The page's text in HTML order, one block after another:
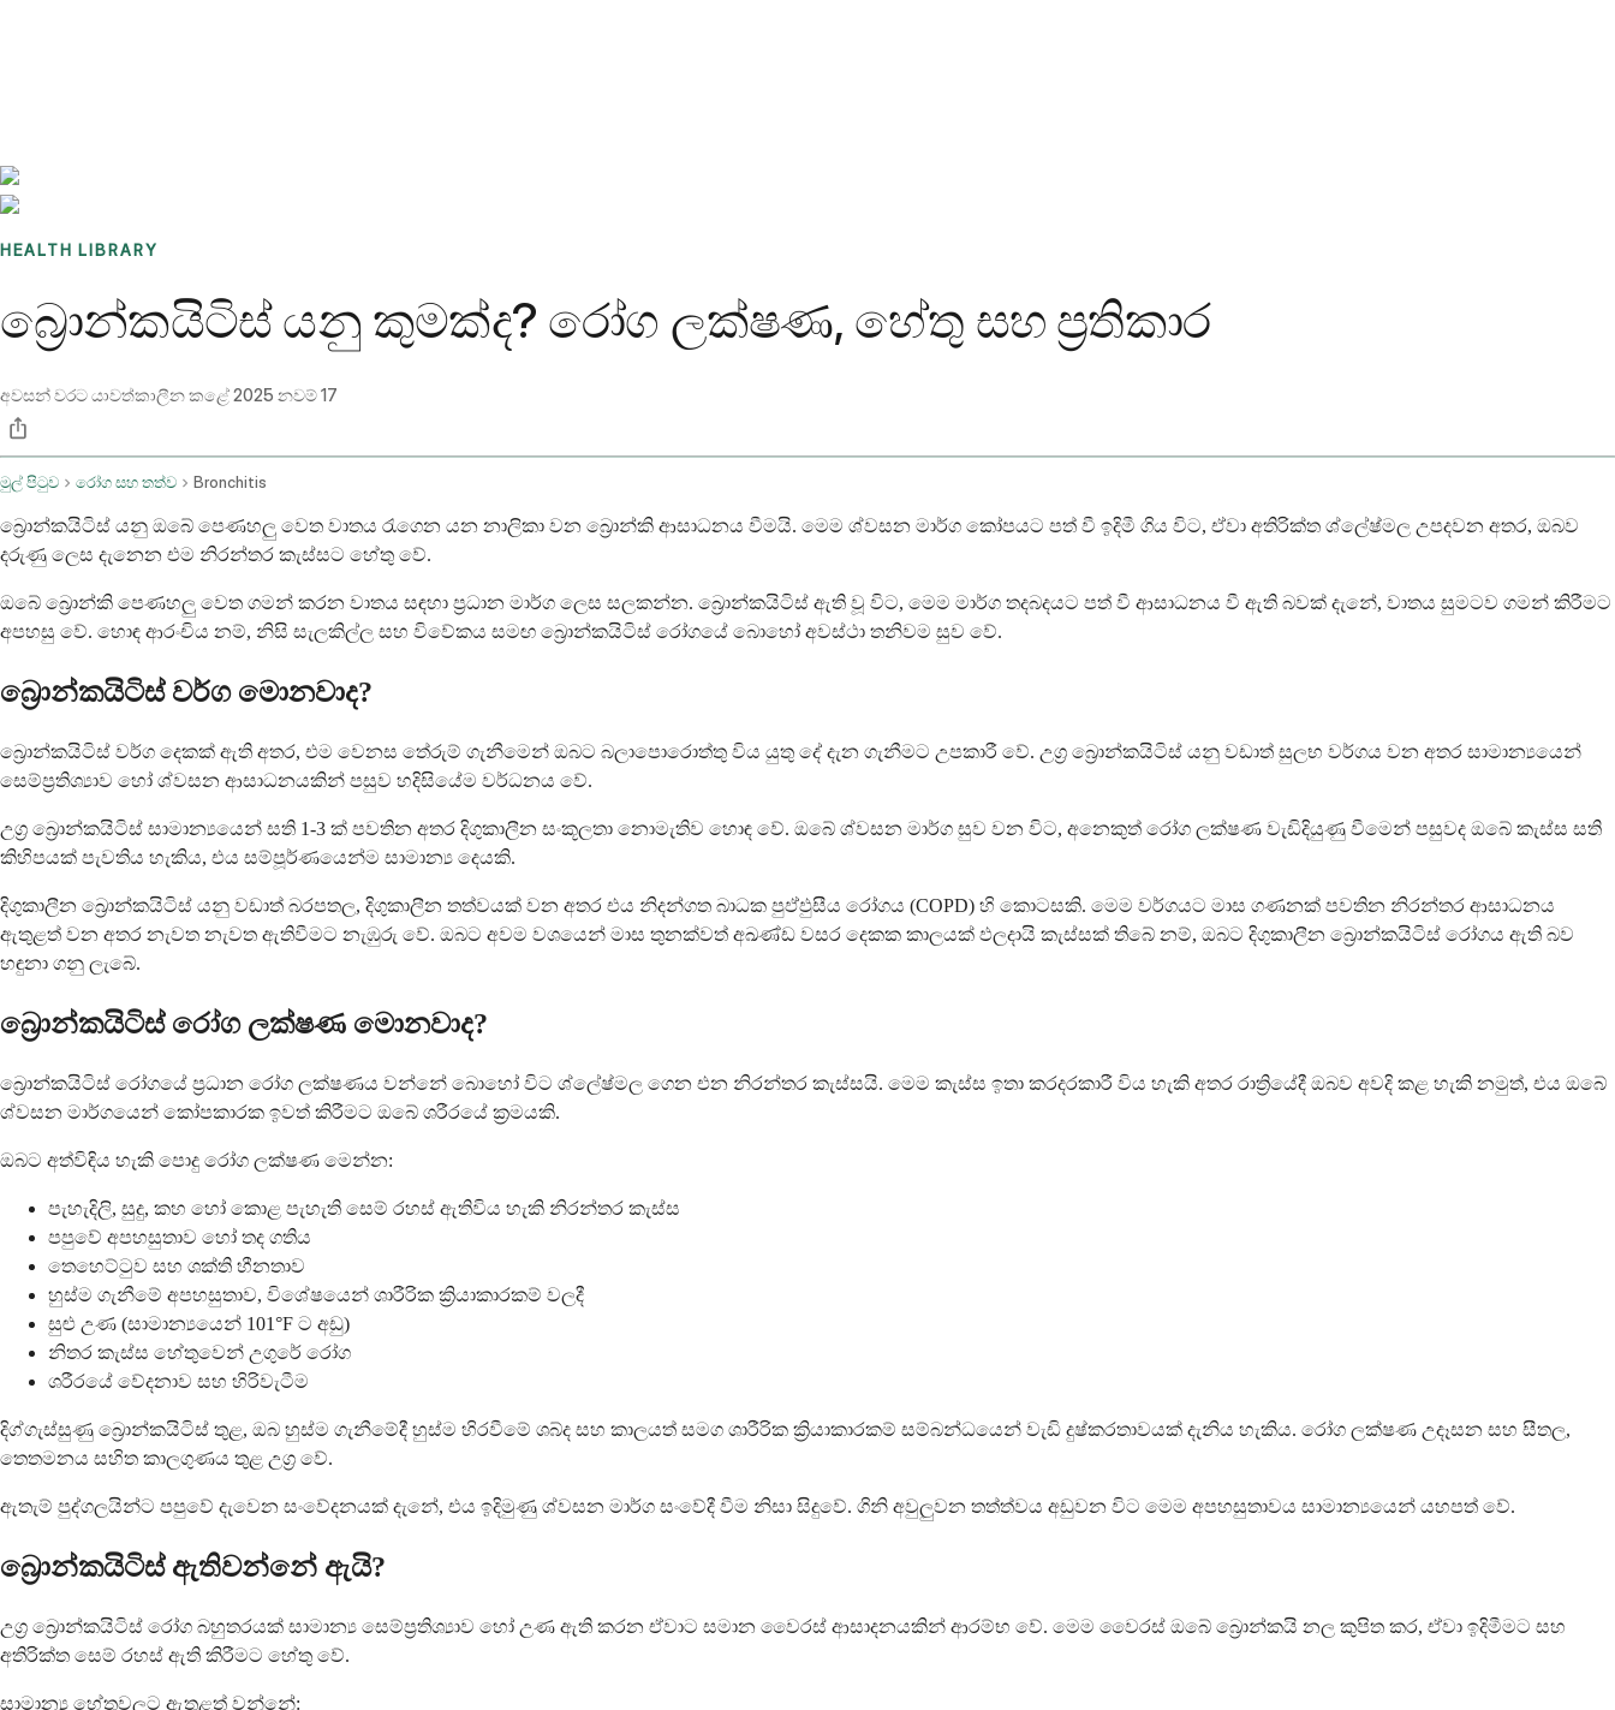
HEALTH LIBRARY
බ්‍රොන්කයිටිස් යනු කුමක්ද? රෝග ලක්ෂණ, හේතු සහ ප්‍රතිකාර
අවසන් වරට යාවත්කාලීන කළේ2025 නවම් 17
මුල් පිටුව රෝග සහ තත්ව Bronchitis
බ්‍රොන්කයිටිස් යනු ඔබේ පෙණහලු වෙත වාතය රැගෙන යන නාලිකා වන බ්‍රොන්කි ආසාධනය වීමයි. මෙම ශ්වසන මාර්ග කෝපයට පත් වී ඉදිමී ගිය විට, ඒවා අතිරික්ත ශ්ලේෂ්මල උපදවන අතර, ඔබව
දරුණු ලෙස දැනෙන එම නිරන්තර කැස්සට හේතු වේ.
ඔබේ බ්‍රොන්කි පෙණහලු වෙත ගමන් කරන වාතය සඳහා ප්‍රධාන මාර්ග ලෙස සලකන්න. බ්‍රොන්කයිටිස් ඇති වූ විට, මෙම මාර්ග තදබදයට පත් වී ආසාධනය වී ඇති බවක් දැනේ, වාතය සුමටව ගමන් කිරීමට
අපහසු වේ. හොඳ ආරංචිය නම්, නිසි සැලකිල්ල සහ විවේකය සමඟ බ්‍රොන්කයිටිස් රෝගයේ බොහෝ අවස්ථා තනිවම සුව වේ.
බ්‍රොන්කයිටිස් වර්ග මොනවාද?
බ්‍රොන්කයිටිස් වර්ග දෙකක් ඇති අතර, එම වෙනස තේරුම් ගැනීමෙන් ඔබට බලාපොරොත්තු විය යුතු දේ දැන ගැනීමට උපකාරී වේ. උග්‍ර බ්‍රොන්කයිටිස් යනු වඩාත් සුලභ වර්ගය වන අතර සාමාන්‍යයෙන්
සෙම්ප්‍රතිශ්‍යාව හෝ ශ්වසන ආසාධනයකින් පසුව හදිසියේම වර්ධනය වේ.
උග්‍ර බ්‍රොන්කයිටිස් සාමාන්‍යයෙන් සති 1-3 ක් පවතින අතර දිගුකාලීන සංකූලතා නොමැතිව හොඳ වේ. ඔබේ ශ්වසන මාර්ග සුව වන විට, අනෙකුත් රෝග ලක්ෂණ වැඩිදියුණු වීමෙන් පසුවද ඔබේ කැස්ස සති
කිහිපයක් පැවතිය හැකිය, එය සම්පූර්ණයෙන්ම සාමාන්‍ය දෙයකි.
දිගුකාලීන බ්‍රොන්කයිටිස් යනු වඩාත් බරපතල, දිගුකාලීන තත්වයක් වන අතර එය නිදන්ගත බාධක පුඵ්ඵුසීය රෝගය (COPD) හි කොටසකි. මෙම වර්ගයට මාස ගණනක් පවතින නිරන්තර ආසාධනය
ඇතුළත් වන අතර නැවත නැවත ඇතිවීමට නැඹුරු වේ. ඔබට අවම වශයෙන් මාස තුනක්වත් අඛණ්ඩ වසර දෙකක කාලයක් ඵලදායි කැස්සක් තිබේ නම්, ඔබට දිගුකාලීන බ්‍රොන්කයිටිස් රෝගය ඇති බව
හඳුනා ගනු ලැබේ.
බ්‍රොන්කයිටිස් රෝග ලක්ෂණ මොනවාද?
බ්‍රොන්කයිටිස් රෝගයේ ප්‍රධාන රෝග ලක්ෂණය වන්නේ බොහෝ විට ශ්ලේෂ්මල ගෙන එන නිරන්තර කැස්සයි. මෙම කැස්ස ඉතා කරදරකාරී විය හැකි අතර රාත්‍රියේදී ඔබව අවදි කළ හැකි නමුත්, එය ඔබේ
ශ්වසන මාර්ගයෙන් කෝපකාරක ඉවත් කිරීමට ඔබේ ශරීරයේ ක්‍රමයකි.
ඔබට අත්විඳිය හැකි පොදු රෝග ලක්ෂණ මෙන්න:
පැහැදිලි, සුදු, කහ හෝ කොළ පැහැති සෙම් රහස් ඇතිවිය හැකි නිරන්තර කැස්ස
පපුවේ අපහසුතාව හෝ තද ගතිය
තෙහෙට්ටුව සහ ශක්ති හීනතාව
හුස්ම ගැනීමේ අපහසුතාව, විශේෂයෙන් ශාරීරික ක්‍රියාකාරකම් වලදී
සුළු උණ (සාමාන්‍යයෙන් 101°F ට අඩු)
නිතර කැස්ස හේතුවෙන් උගුරේ රෝග
ශරීරයේ වේදනාව සහ හිරිවැටීම
දිග්ගැස්සුණු බ්‍රොන්කයිටිස් තුළ, ඔබ හුස්ම ගැනීමේදී හුස්ම හිරවීමේ ශබ්ද සහ කාලයත් සමග ශාරීරික ක්‍රියාකාරකම් සම්බන්ධයෙන් වැඩි දුෂ්කරතාවයක් දැනිය හැකිය. රෝග ලක්ෂණ උදෑසන සහ සීතල,
තෙතමනය සහිත කාලගුණය තුළ උග්‍ර වේ.
ඇතැම් පුද්ගලයින්ට පපුවේ දැවෙන සංවේදනයක් දැනේ, එය ඉදිමුණු ශ්වසන මාර්ග සංවේදී වීම නිසා සිදුවේ. ගිනි අවුලුවන තත්ත්වය අඩුවන විට මෙම අපහසුතාවය සාමාන්‍යයෙන් යහපත් වේ.
බ්‍රොන්කයිටිස් ඇතිවන්නේ ඇයි?
උග්‍ර බ්‍රොන්කයිටිස් රෝග බහුතරයක් සාමාන්‍ය සෙම්ප්‍රතිශ්‍යාව හෝ උණ ඇති කරන ඒවාට සමාන වෛරස් ආසාදනයකින් ආරම්භ වේ. මෙම වෛරස් ඔබේ බ්‍රොන්කයි නල කුපිත කර, ඒවා ඉදිමීමට සහ
අතිරික්ත සෙම් රහස් ඇති කිරීමට හේතු වේ.
සාමාන්‍ය හේතුවලට ඇතුළත් වන්නේ: